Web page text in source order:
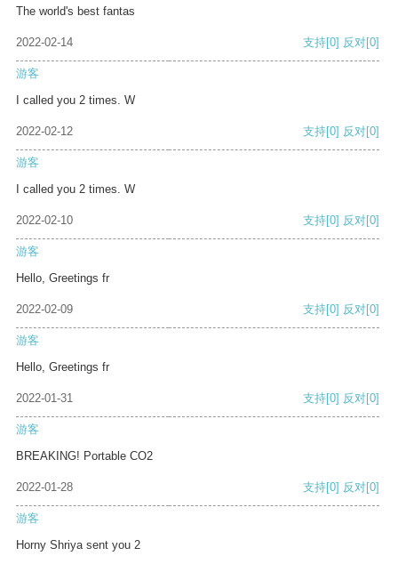
The world's best fantas
2022-02-14 支持[0] 反对[0]
游客
I called you 2 times. W
2022-02-12 支持[0] 反对[0]
游客
I called you 2 times. W
2022-02-10 支持[0] 反对[0]
游客
Hello, Greetings fr
2022-02-09 支持[0] 反对[0]
游客
Hello, Greetings fr
2022-01-31 支持[0] 反对[0]
游客
BREAKING! Portable CO2
2022-01-28 支持[0] 反对[0]
游客
Horny Shriya sent you 2